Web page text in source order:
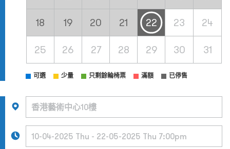
18 19 20 21 22 23 24
25 26 27 28 29 30 31
可選 少量 只剩餘輪椅票 滿額 已停售